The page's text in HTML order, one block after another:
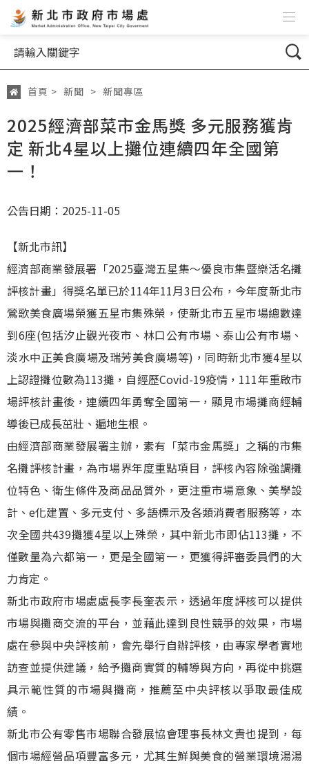
跳到主要內容
網站導覽
搜尋
首頁 > 新聞 > 新聞專區
2025經濟部菜市金馬獎 多元服務獲肯
定 新北4星以上攤位連續四年全國第
一！
公告日期：2025-11-05
【新北市訊】
經濟部商業發展署「2025臺灣五星集～優良市集暨樂活名攤
評核計畫」得獎名單已於114年11月3日公布，今年度新北市
鶯歌美食廣場榮獲五星市集殊榮，使新北市五星市場總數達
到6座(包括汐止觀光夜市、林口公有市場、泰山公有市場、
淡水中正美食廣場及瑞芳美食廣場等)，同時新北市獲4星以
上認證攤位數為113攤，自經歷Covid-19疫情，111年重啟市
場評核計畫後，連續四年勇奪全國第一，顯見市場攤商經輔
導後已成長茁壯、遍地生根。
由經濟部商業發展署主辦，素有「菜市金馬獎」之稱的市集
名攤評核計畫，為市場界年度重點項目，評核內容除強調攤
位特色、衛生條件及商品品質外，更注重市場意象、美學設
計、e化建置、多元支付、多語標示及各類消費者服務等，本
次全國共439攤獲4星以上殊榮，其中新北市即佔113攤，不
僅數量為六都第一，更是全國第一，更獲得評審委員們的大
力肯定。
新北市政府市場處處長李長奎表示，透過年度評核可以提供
市場與攤商交流的平台，並藉此達到良性競爭的效果，市場
處在參與中央評核前，會先舉行自辦評核，由專家學者實地
訪查並提供建議，給予攤商實質的輔導與方向，再從中挑選
具示範性質的市場與攤商，推薦至中央評核以爭取最佳成
績。
新北市公有零售市場聯合發展協會理事長林文貴也提到，每
個市場經營品項豐富多元，尤其生鮮與美食的營業環境湯湯